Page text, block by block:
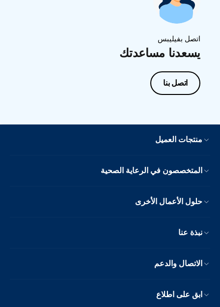
اتصل بفيليبس
يسعدنا مساعدتك
اتصل بنا
منتجات العميل
المتخصصون في الرعاية الصحية
حلول الأعمال الأخرى
نبذة عنا
الاتصال والدعم
ابق على اطلاع